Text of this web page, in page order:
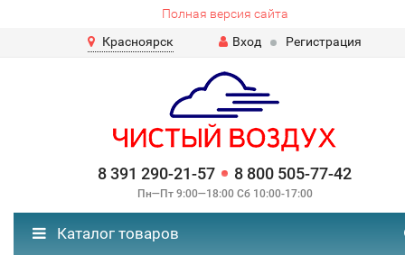
Полная версия сайта
Красноярск
Вход Регистрация
8 391 290-21-57 8 800 505-77-42
Пн—Пт 9:00—18:00 Сб 10:00-17:00
Каталог товаров